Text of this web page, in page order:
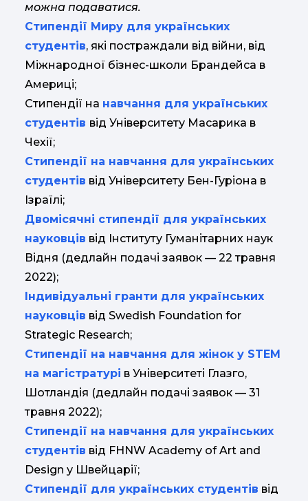
можна подаватися.
Стипендії Миру для українських
студентів, які постраждали від війни, від
Міжнародної бізнес-школи Брандейса в
Америці;
Стипендії на навчання для українських
студентів від Університету Масарика в
Чехії;
Стипендії на навчання для українських
студентів від Університету Бен-Гуріона в
Ізраїлі;
Двомісячні стипендії для українських
науковців від Інституту Гуманітарних наук
Відня (дедлайн подачі заявок — 22 травня
2022);
Індивідуальні гранти для українських
науковців від Swedish Foundation for
Strategic Research;
Стипендії на навчання для жінок у STEM
на магістратурі в Університеті Глазго,
Шотландія (дедлайн подачі заявок — 31
травня 2022);
Стипендії на навчання для українських
студентів від FHNW Academy of Art and
Design у Швейцарії;
Стипендії для українських студентів від